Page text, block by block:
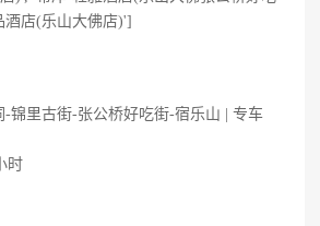
店(乐山大佛店)']
-锦里古街-张公桥好吃街-宿乐山 | 专车
时